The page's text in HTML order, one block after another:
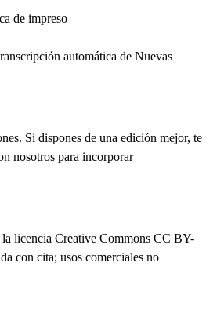
de impreso
automática de Nuevas
Si dispones de una edición mejor, te
nosotros para incorporar
licencia Creative Commons CC BY-
con cita; usos comerciales no